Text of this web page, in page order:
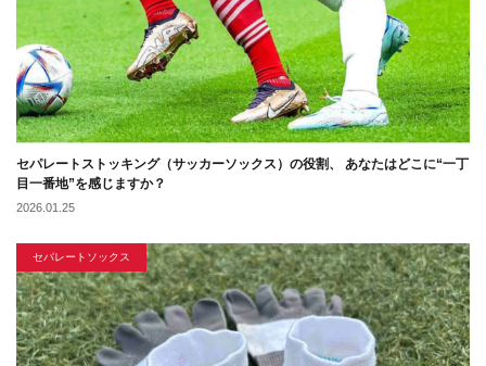
セパレートストッキング（サッカーソックス）の役割、 あなたはどこに“一丁
目一番地”を感じますか？
2026.01.25
セパレートソックス